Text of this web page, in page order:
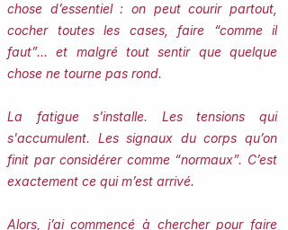
chose d’essentiel : on peut courir partout,
cocher toutes les cases, faire “comme il
faut”… et malgré tout sentir que quelque
chose ne tourne pas rond.
La fatigue s'installe. Les tensions qui
s'accumulent. Les signaux du corps qu’on
finit par considérer comme “normaux”. ​​C’est
exactement ce qui m’est arrivé.
Alors, j’ai commencé à chercher pour faire